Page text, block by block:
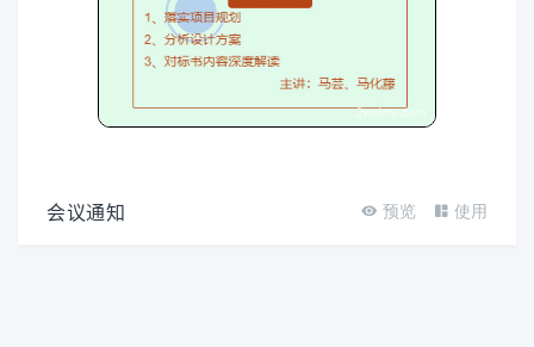
会议通知 预览 使用